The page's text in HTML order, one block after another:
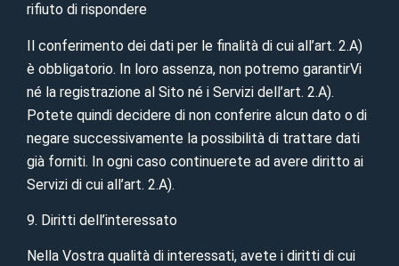
rifiuto di rispondere
Il conferimento dei dati per le finalità di cui all’art. 2.A)
è obbligatorio. In loro assenza, non potremo garantirVi
né la registrazione al Sito né i Servizi dell’art. 2.A).
Potete quindi decidere di non conferire alcun dato o di
negare successivamente la possibilità di trattare dati
già forniti. In ogni caso continuerete ad avere diritto ai
Servizi di cui all’art. 2.A).
9. Diritti dell’interessato
Nella Vostra qualità di interessati, avete i diritti di cui